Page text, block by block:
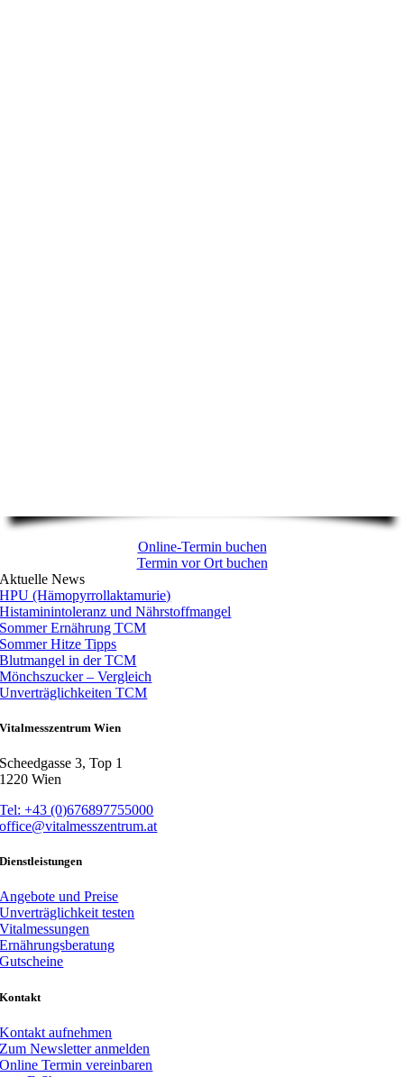
Online-Termin buchen
Termin vor Ort buchen
Aktuelle News
HPU (Hämopyrrollaktamurie)
Histaminintoleranz und Nährstoffmangel
Sommer Ernährung TCM
Sommer Hitze Tipps
Blutmangel in der TCM
Mönchszucker – Vergleich
Unverträglichkeiten TCM
Vitalmesszentrum Wien
Scheedgasse 3, Top 1
1220 Wien
Tel: +43 (0)676897755000
office@vitalmesszentrum.at
Dienstleistungen
Angebote und Preise
Unverträglichkeit testen
Vitalmessungen
Ernährungsberatung
Gutscheine
Kontakt
Kontakt aufnehmen
Zum Newsletter anmelden
Online Termin vereinbaren